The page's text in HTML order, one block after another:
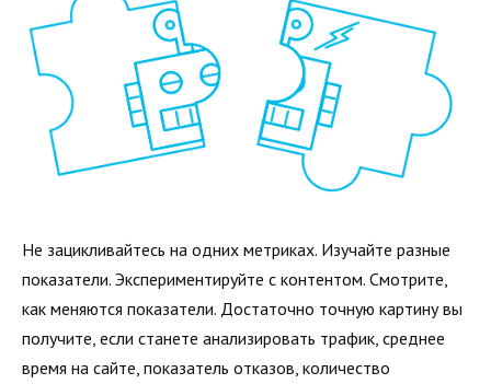
Не зацикливайтесь на одних метриках. Изучайте разные
показатели. Экспериментируйте с контентом. Смотрите,
как меняются показатели. Достаточно точную картину вы
получите, если станете анализировать трафик, среднее
время на сайте, показатель отказов, количество